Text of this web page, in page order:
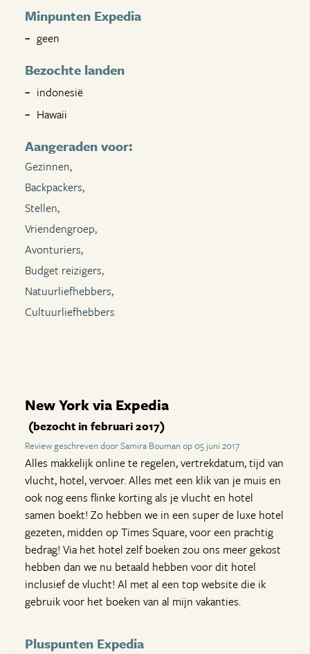
Minpunten Expedia
geen
Bezochte landen
indonesië
Hawaii
Aangeraden voor:
Gezinnen,
Backpackers,
Stellen,
Vriendengroep,
Avonturiers,
Budget reizigers,
Natuurliefhebbers,
Cultuurliefhebbers
New York via Expedia
(bezocht in februari 2017)
Review geschreven door Samira Bouman op 05 juni 2017
Alles makkelijk online te regelen, vertrekdatum, tijd van
vlucht, hotel, vervoer. Alles met een klik van je muis en
ook nog eens flinke korting als je vlucht en hotel
samen boekt! Zo hebben we in een super de luxe hotel
gezeten, midden op Times Square, voor een prachtig
bedrag! Via het hotel zelf boeken zou ons meer gekost
hebben dan we nu betaald hebben voor dit hotel
inclusief de vlucht! Al met al een top website die ik
gebruik voor het boeken van al mijn vakanties.
Pluspunten Expedia